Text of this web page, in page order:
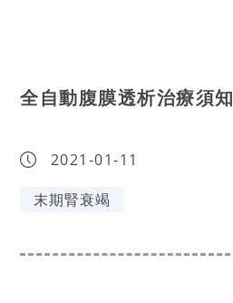
全自動腹膜透析治療須知
2021-01-11
末期腎衰竭